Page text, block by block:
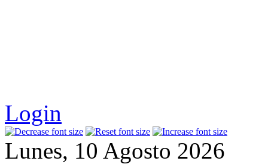
Login
Lunes, 10 Agosto 2026